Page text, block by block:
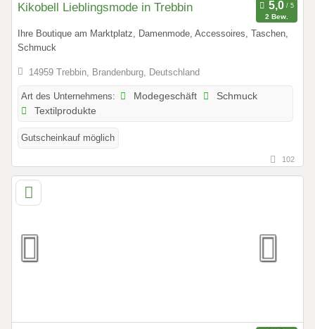
Kikobell Lieblingsmode in Trebbin
2 Bew.
Ihre Boutique am Marktplatz, Damenmode, Accessoires, Taschen,
Schmuck
14959 Trebbin, Brandenburg, Deutschland
Art des Unternehmens: Modegeschäft
Schmuck
Textilprodukte
Gutscheinkauf möglich
102